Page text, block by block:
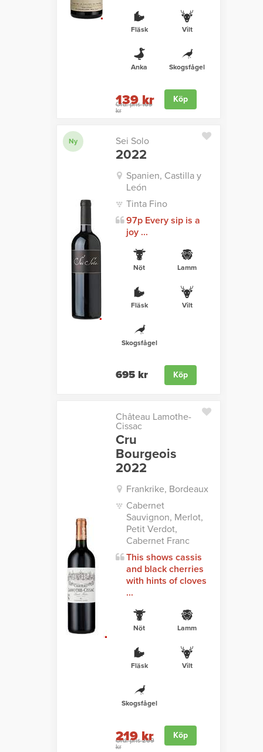
Fläsk Vilt
Anka Skogsfågel
Ord. pris 169
kr
139 kr Köp
Ny Sei Solo
2022
Spanien, Castilla y
León
Tinta Fino
97p Every sip is a
joy ...
Nöt Lamm
Fläsk Vilt
Skogsfågel
695 kr Köp
Château Lamothe-
Cissac
Cru
Bourgeois
2022
Frankrike, Bordeaux
Cabernet
Sauvignon, Merlot,
Petit Verdot,
Cabernet Franc
This shows cassis
and black cherries
with hints of cloves
...
Nöt Lamm
Fläsk Vilt
Skogsfågel
Ord. pris 269
kr
219 kr Köp